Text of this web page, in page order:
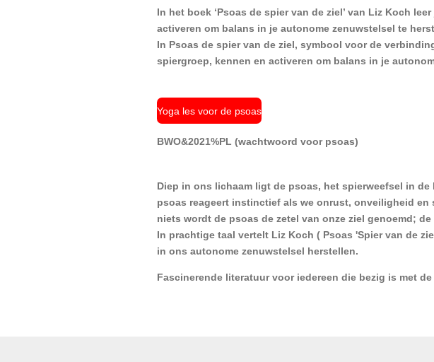
In het boek ‘Psoas de spier van de ziel’ van Liz Koch
activeren om balans in je autonome zenuwstelsel te
In Psoas de spier van de ziel, symbool voor de
spiergroep, kennen en activeren om balans in je
Yoga les voor de psoas
BWO&2021%PL (wachtwoord voor psoas)
Diep in ons lichaam ligt de psoas, het spierweefsel in
psoas reageert instinctief als we onrust, onveiligheid
niets wordt de psoas de zetel van onze ziel genoemd;
In prachtige taal vertelt Liz Koch ( Psoas 'Spier van de
in ons autonome zenuwstelsel herstellen.
Fascinerende literatuur voor iedereen die bezig is met